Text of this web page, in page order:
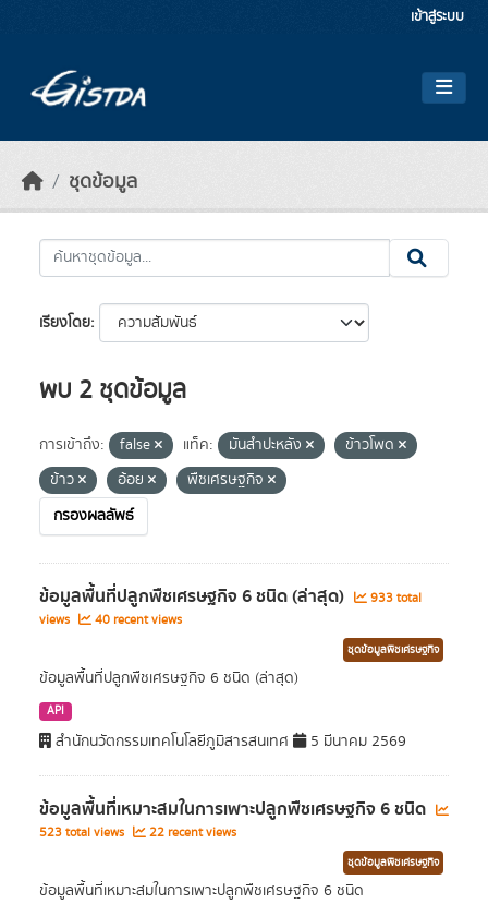
เข้าสู่ระบบ
ชุดข้อมูล
เรียงโดย
พบ 2 ชุดข้อมูล
การเข้าถึง: false แท็ค: มันสำปะหลัง
ข้าวโพด
ข้าว
อ้อย
พืชเศรษฐกิจ
กรองผลลัพธ์
ข้อมูลพื้นที่ปลูกพืชเศรษฐกิจ 6 ชนิด (ล่าสุด)
933 total
views
40 recent views
ชุดข้อมูลพืชเศรษฐกิจ
ข้อมูลพื้นที่ปลูกพืชเศรษฐกิจ 6 ชนิด (ล่าสุด)
API
สำนักนวัตกรรมเทคโนโลยีภูมิสารสนเทศ 5 มีนาคม 2569
ข้อมูลพื้นที่เหมาะสมในการเพาะปลูกพืชเศรษฐกิจ 6 ชนิด
523 total views 22 recent views
ชุดข้อมูลพืชเศรษฐกิจ
ข้อมูลพื้นที่เหมาะสมในการเพาะปลูกพืชเศรษฐกิจ 6 ชนิด